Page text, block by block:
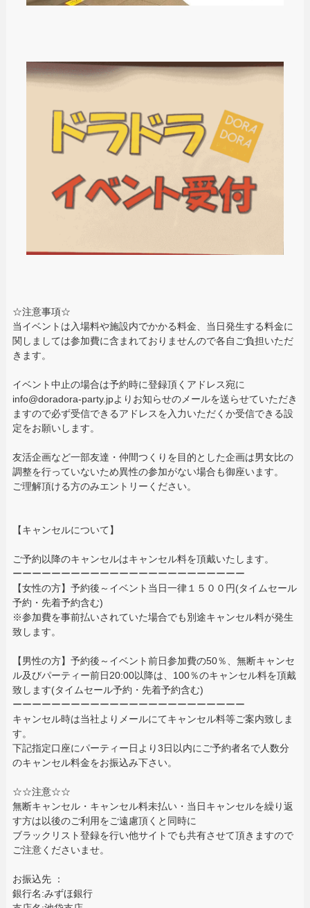
☆注意事項☆
当イベントは入場料や施設内でかかる料金、当日発生する料金に
関しましては参加費に含まれておりませんので各自ご負担いただ
きます。
イベント中止の場合は予約時に登録頂くアドレス宛に
info@doradora-party.jpよりお知らせのメールを送らせていただき
ますので必ず受信できるアドレスを入力いただくか受信できる設
定をお願いします。
友活企画など一部友達・仲間つくりを目的とした企画は男女比の
調整を行っていないため異性の参加がない場合も御座います。
ご理解頂ける方のみエントリーください。
【キャンセルについて】
ご予約以降のキャンセルはキャンセル料を頂戴いたします。
ーーーーーーーーーーーーーーーーーーーーーーーー
【女性の方】予約後～イベント当日一律１５００円(タイムセール
予約・先着予約含む)
※参加費を事前払いされていた場合でも別途キャンセル料が発生
致します。
【男性の方】予約後～イベント前日参加費の50％、無断キャンセ
ル及びパーティー前日20:00以降は、100％のキャンセル料を頂戴
致します(タイムセール予約・先着予約含む)
ーーーーーーーーーーーーーーーーーーーーーーーー
キャンセル時は当社よりメールにてキャンセル料等ご案内致しま
す。
下記指定口座にパーティー日より3日以内にご予約者名で人数分
のキャンセル料金をお振込み下さい。
☆☆注意☆☆
無断キャンセル・キャンセル料未払い・当日キャンセルを繰り返
す方は以後のご利用をご遠慮頂くと同時に
ブラックリスト登録を行い他サイトでも共有させて頂きますので
ご注意くださいませ。
お振込先 ：
銀行名:みずほ銀行